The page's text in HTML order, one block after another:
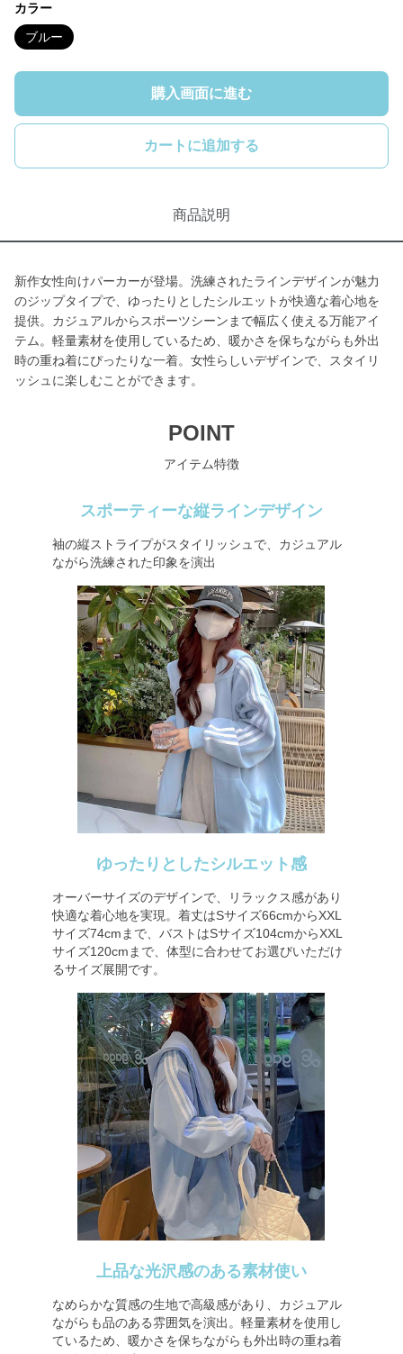
カラー
ブルー
購入画面に進む
カートに追加する
商品説明
新作女性向けパーカーが登場。洗練されたラインデザインが魅力
のジップタイプで、ゆったりとしたシルエットが快適な着心地を
提供。カジュアルからスポーツシーンまで幅広く使える万能アイ
テム。軽量素材を使用しているため、暖かさを保ちながらも外出
時の重ね着にぴったりな一着。女性らしいデザインで、スタイリ
ッシュに楽しむことができます。
POINT
アイテム特徴
スポーティーな縦ラインデザイン
袖の縦ストライプがスタイリッシュで、カジュアル
ながら洗練された印象を演出
ゆったりとしたシルエット感
オーバーサイズのデザインで、リラックス感があり
快適な着心地を実現。着丈はSサイズ66cmからXXL
サイズ74cmまで、バストはSサイズ104cmからXXL
サイズ120cmまで、体型に合わせてお選びいただけ
るサイズ展開です。
上品な光沢感のある素材使い
なめらかな質感の生地で高級感があり、カジュアル
ながらも品のある雰囲気を演出。軽量素材を使用し
ているため、暖かさを保ちながらも外出時の重ね着